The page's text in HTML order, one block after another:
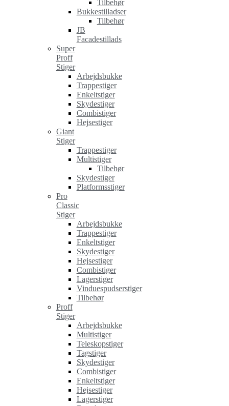
Tilbehør
Bukkestilladser
Tilbehør
JB
Facadestillads
Super
Proff
Stiger
Arbejdsbukke
Trappestiger
Enkeltstiger
Skydestiger
Combistiger
Hejsestiger
Giant
Stiger
Trappestiger
Multistiger
Tilbehør
Skydestiger
Platformsstiger
Pro
Classic
Stiger
Arbejdsbukke
Trappestiger
Enkeltstiger
Skydestiger
Hejsestiger
Combistiger
Lagerstiger
Vinduespudserstiger
Tilbehør
Proff
Stiger
Arbejdsbukke
Multistiger
Teleskopstiger
Tagstiger
Skydestiger
Combistiger
Enkeltstiger
Hejsestiger
Lagerstiger